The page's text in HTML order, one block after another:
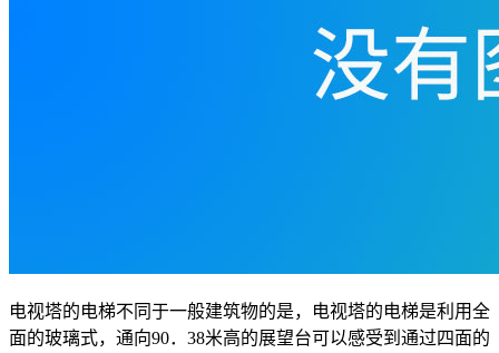
电视塔的电梯不同于一般建筑物的是，电视塔的电梯是利用全
面的玻璃式，通向90．38米高的展望台可以感受到通过四面的